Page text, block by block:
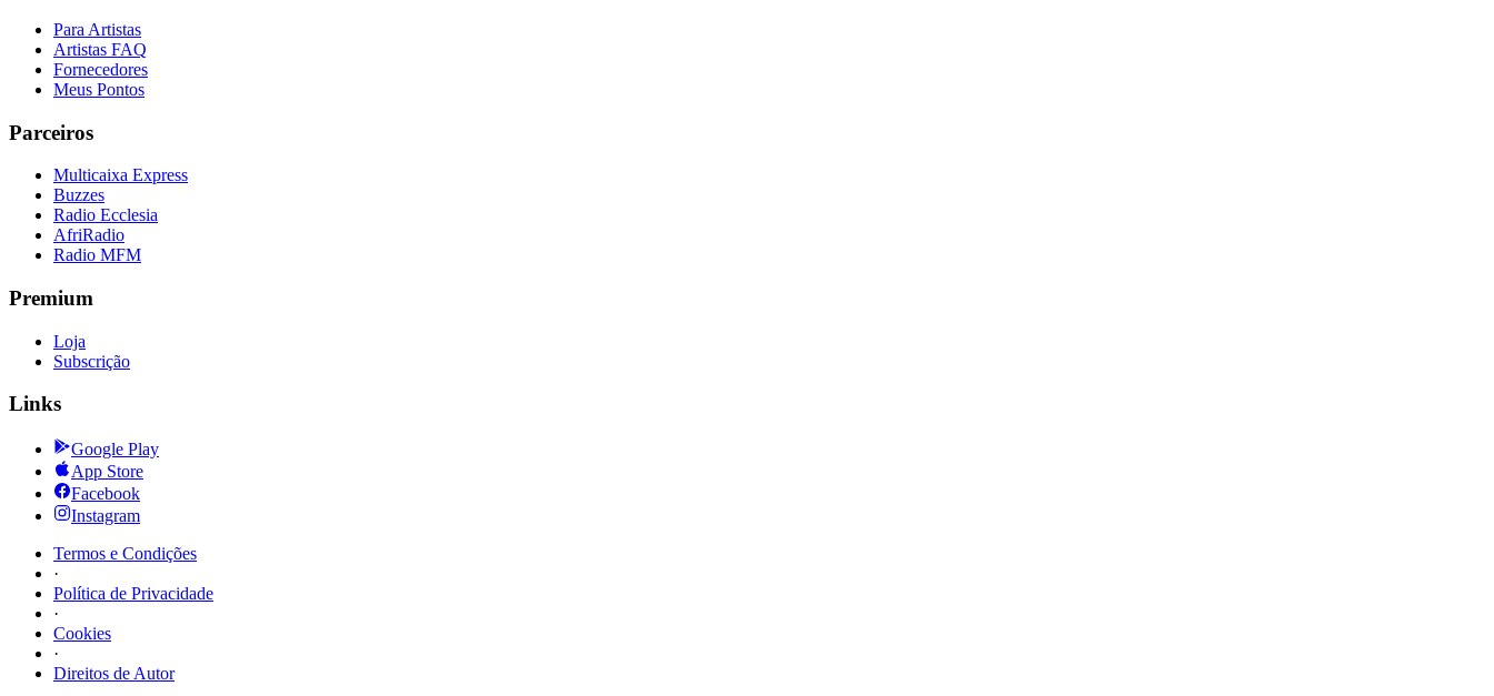
Para Artistas
Artistas FAQ
Fornecedores
Meus Pontos
Parceiros
Multicaixa Express
Buzzes
Radio Ecclesia
AfriRadio
Radio MFM
Premium
Loja
Subscrição
Links
Google Play
App Store
Facebook
Instagram
Termos e Condições
·
Política de Privacidade
·
Cookies
·
Direitos de Autor